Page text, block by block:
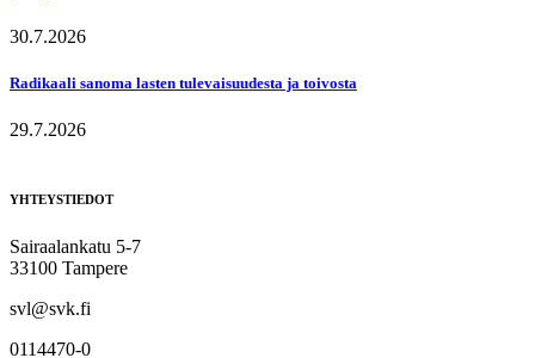
30.7.2026
Radikaali sanoma lasten tulevaisuudesta ja toivosta
29.7.2026
YHTEYSTIEDOT
Sairaalankatu 5-7
33100 Tampere
svl@svk.fi
0114470-0